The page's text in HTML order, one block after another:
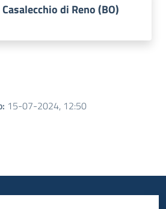
di Reno (BO)
: 15-07-2024, 12:50